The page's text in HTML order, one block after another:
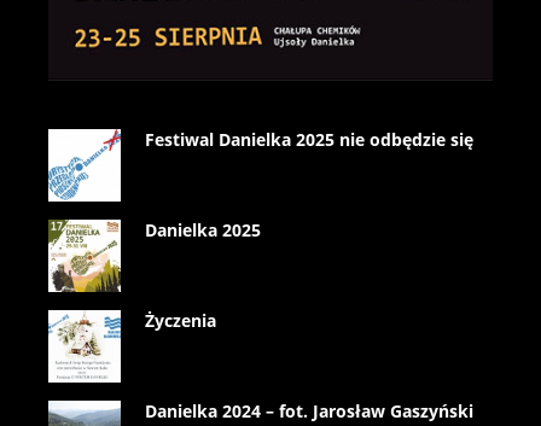
Festiwal Danielka 2025 nie odbędzie się
Danielka 2025
Życzenia
Danielka 2024 – fot. Jarosław Gaszyński